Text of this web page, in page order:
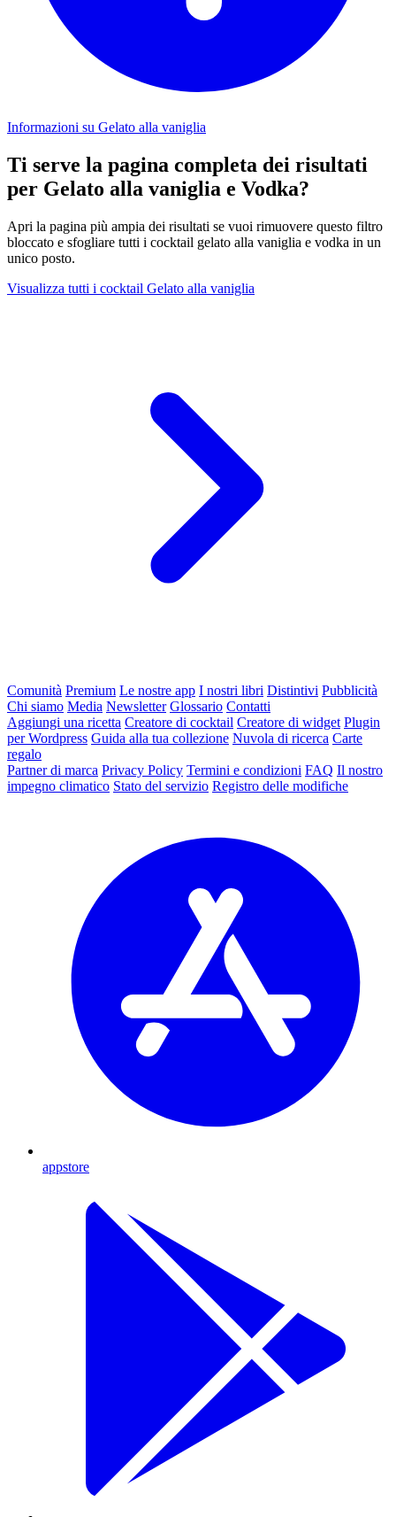
Informazioni su Gelato alla vaniglia
Ti serve la pagina completa dei risultati
per Gelato alla vaniglia e Vodka?
Apri la pagina più ampia dei risultati se vuoi rimuovere questo filtro
bloccato e sfogliare tutti i cocktail gelato alla vaniglia e vodka in un
unico posto.
Visualizza tutti i cocktail Gelato alla vaniglia
Comunità Premium Le nostre app I nostri libri Distintivi Pubblicità
Chi siamo Media Newsletter Glossario Contatti
Aggiungi una ricetta Creatore di cocktail Creatore di widget Plugin
per Wordpress Guida alla tua collezione Nuvola di ricerca Carte
regalo
Partner di marca Privacy Policy Termini e condizioni FAQ Il nostro
impegno climatico Stato del servizio Registro delle modifiche
appstore